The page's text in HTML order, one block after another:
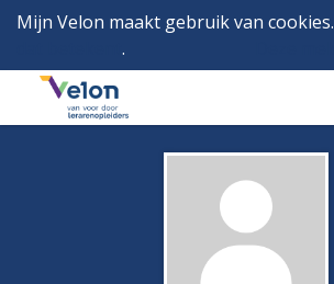
Mijn Velon maakt gebruik van cookies.
.
Menu